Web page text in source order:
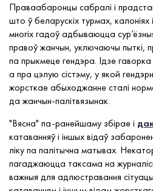
Праваабаронцы сабралі і
што ў беларускіх турмах, калоніях
многіх гадоў адбываюцца
правоў жанчын, уключаючы пыткі,
па прыкмеце гендэра. Ідзе
а пра цэлую сістэму, у якой
жорсткае абыходжанне сталі
да жанчын-палітвязынак.
"Вясна" па-ранейшаму збірае і
катаванняў і іншых відаў
ліку па палітычна матывах.
пагаджаюцца таксама на
важныя для адлюстравання